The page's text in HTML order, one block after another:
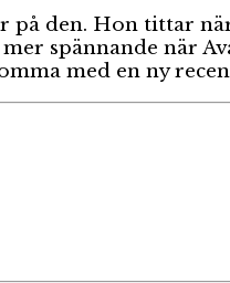
på den. Hon tittar
mer spännande när
med en ny